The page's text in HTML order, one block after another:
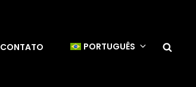
CONTATO PORTUGUÊS